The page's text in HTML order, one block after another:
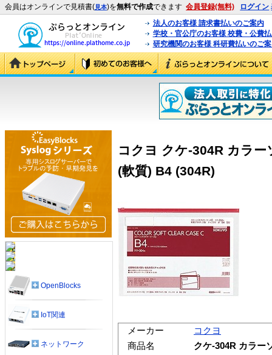
会員はオンラインで見積書(見本)を無料で作成できます 会員登録(無料) ログイン
法人のお客様 請求書払いのご案内
学校・官公庁のお客様 校費・公費
研究機関のお客様 科研費払いのご
コクヨ クケ-304R カラ
(軟質) B4 (304R)
メーカー
コクヨ
商品名
クケ-304R カラー
OpenBlocks
IoT関連
ネットワーク